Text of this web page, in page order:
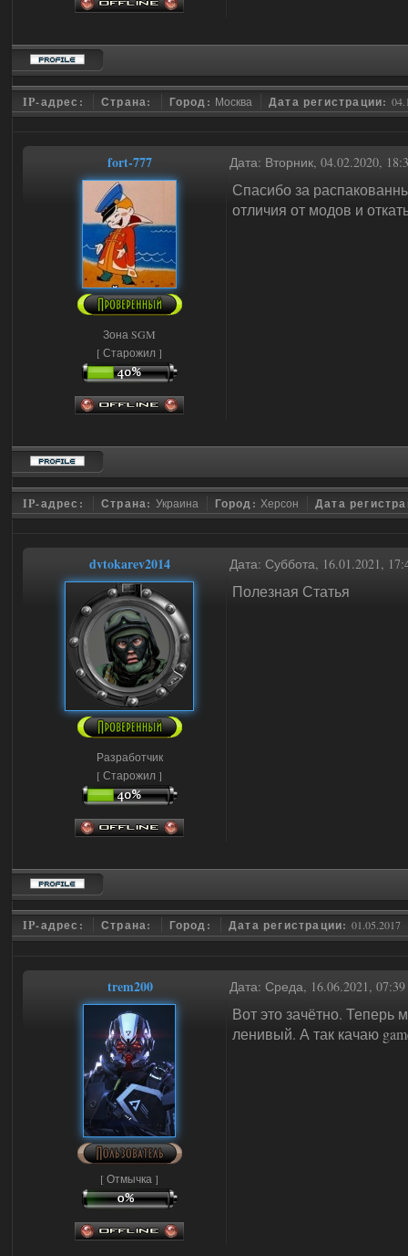
IP-адрес: Страна: Город: Москва Дата регистрации:
fort-777 Дата: Вторник, 04.02.2020,
Зона SGM
[ Старожил ]
Спасибо за
отличия от модов и
IP-адрес: Страна: Украина Город:Херсон Дата
dvtokarev2014 Дата: Суббота, 16.01.2021,
Разработчик
[ Старожил ]
Полезная Статья
IP-адрес: Страна: Город: Дата регистрации: 01.05.2017
trem200 Дата: Среда, 16.06.2021,
[ Отмычка ]
Вот это зачётно. Теперь
ленивый. А так качаю